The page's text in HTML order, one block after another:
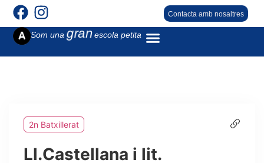
Contacta amb nosaltres
Som unagranescola petita
2n Batxillerat
Ll.Castellana i lit.